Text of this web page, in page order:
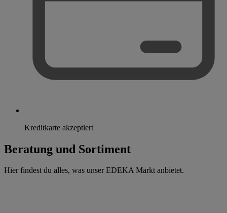
Kreditkarte akzeptiert
Beratung und Sortiment
Hier findest du alles, was unser EDEKA Markt anbietet.